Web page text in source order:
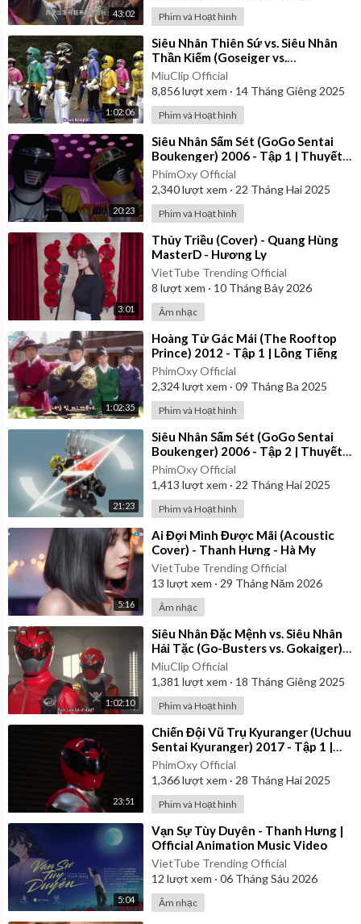
43:02 Phim và Hoạt hình
1:02:06
⁣Siêu Nhân Thiên Sứ vs. Siêu Nhân
Thần Kiếm (Goseiger vs.
Shinkenger) | Vietsub
MiuClip Official
8,856lượt xem · 14 Tháng Giêng 2025
Phim và Hoạt hình
20:23
⁣Siêu Nhân Sấm Sét (GoGo Sentai
Boukenger) 2006 - Tập 1 | Thuyết
Minh
PhimOxy Official
2,340lượt xem · 22 Tháng Hai 2025
Phim và Hoạt hình
3:01
⁣Thủy Triều (Cover) - Quang Hùng
MasterD - Hương Ly
VietTube Trending Official
8 lượt xem · 10 Tháng Bảy 2026
Âm nhạc
1:02:35
⁣Hoàng Tử Gác Mái (The Rooftop
Prince) 2012 - Tập 1 | Lồng Tiếng
PhimOxy Official
2,324lượt xem · 09 Tháng Ba 2025
Phim và Hoạt hình
21:23
⁣Siêu Nhân Sấm Sét (GoGo Sentai
Boukenger) 2006 - Tập 2 | Thuyết
Minh
PhimOxy Official
1,413 lượt xem · 22 Tháng Hai 2025
Phim và Hoạt hình
5:16
⁣Ai Đợi Mình Được Mãi (Acoustic
Cover) - Thanh Hưng - Hà My
VietTube Trending Official
13 lượt xem · 29 Tháng Năm 2026
Âm nhạc
1:02:10
⁣Siêu Nhân Đặc Mệnh vs. Siêu Nhân
Hải Tặc (Go-Busters vs. Gokaiger) |
Vietsub
MiuClip Official
1,381 lượt xem · 18 Tháng Giêng 2025
Phim và Hoạt hình
23:51
⁣Chiến Đội Vũ Trụ Kyuranger (Uchuu
Sentai Kyuranger) 2017 - Tập 1 |
Thuyết Minh
PhimOxy Official
1,366lượt xem · 28 Tháng Hai 2025
Phim và Hoạt hình
5:04
⁣Vạn Sự Tùy Duyên - Thanh Hưng |
Official Animation Music Video
VietTube Trending Official
12 lượt xem · 06 Tháng Sáu 2026
Âm nhạc